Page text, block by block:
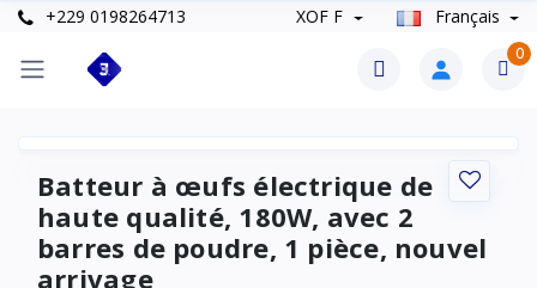
+229 0198264713 XOF F Français
0
Batteur à œufs électrique de
haute qualité, 180W, avec 2
barres de poudre, 1 pièce, nouvel
arrivage